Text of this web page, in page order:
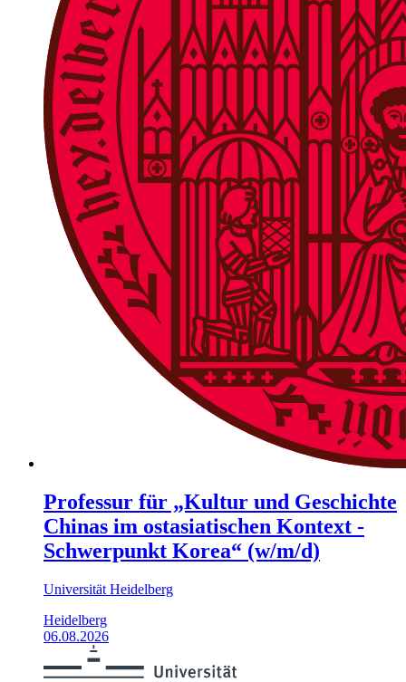
Professur für „Kultur und Geschichte
Chinas im ostasiatischen Kontext -
Schwerpunkt Korea“ (w/m/d)
Universität Heidelberg
Heidelberg
06.08.2026